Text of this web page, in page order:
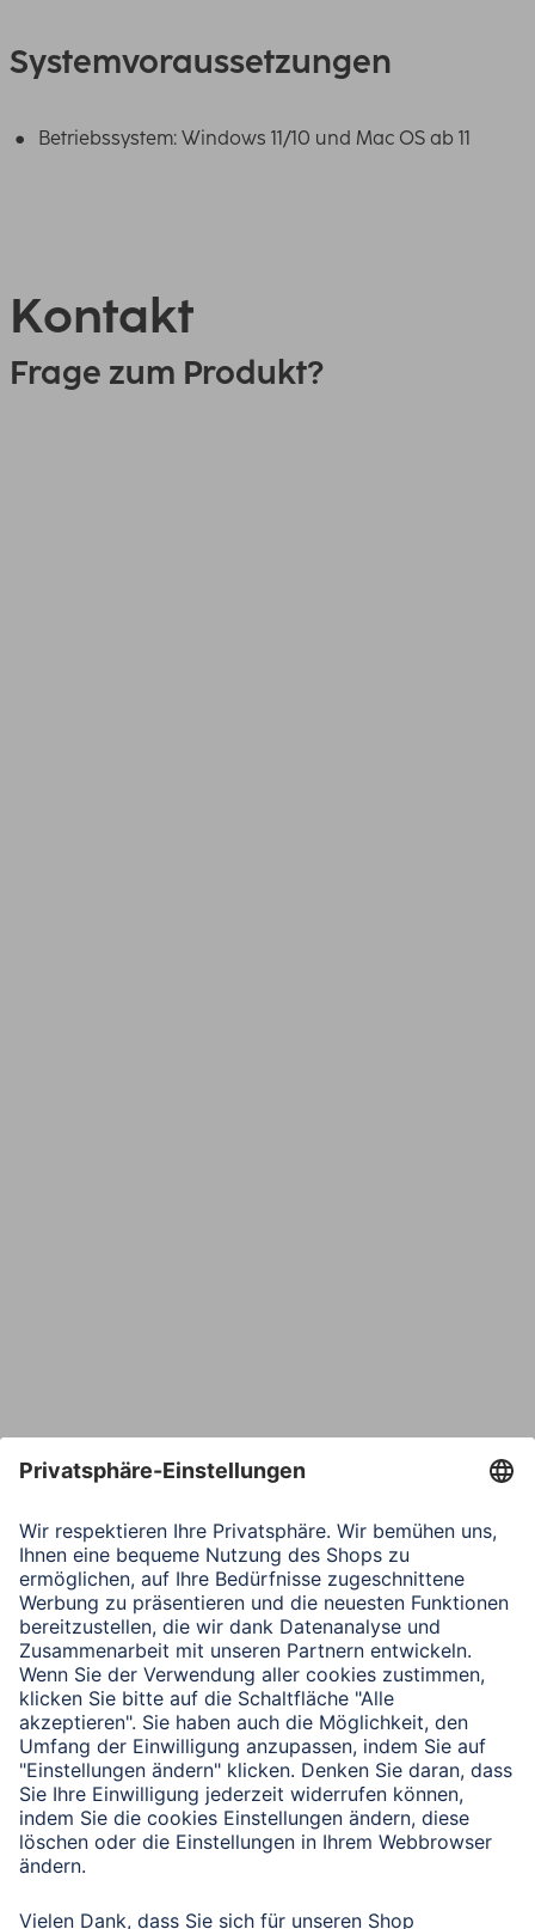
Systemvoraussetzungen
Betriebssystem: Windows 11/10 und Mac OS ab 11
Kontakt
Frage zum Produkt?
Verbleibende Zeichen: 1000/ 1000
Senden
Mit Absenden des Formulars bestätigen Sie, dass Sie unsere
Datenschutzbestimmungen zur Formulardatenverarbeitung zur
Datenschutz